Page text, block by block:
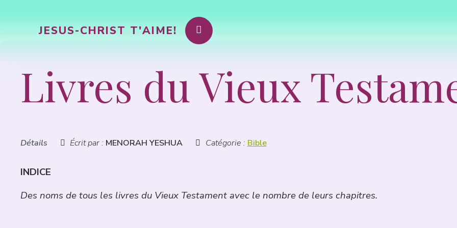
JESUS-CHRIST T'AIME!
Livres du Vieux
Détails Écrit par : MENORAH YESHUA Catégorie : Bible
INDICE
Des noms de tous les livres du Vieux Testament avec le nombre de leurs chapitres.